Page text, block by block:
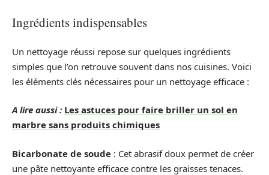
Ingrédients indispensables
Un nettoyage réussi repose sur quelques ingrédients
simples que l’on retrouve souvent dans nos cuisines. Voici
les éléments clés nécessaires pour un nettoyage efficace :
A lire aussi : Les astuces pour faire briller un sol en
marbre sans produits chimiques
Bicarbonate de soude : Cet abrasif doux permet de créer
une pâte nettoyante efficace contre les graisses tenaces.